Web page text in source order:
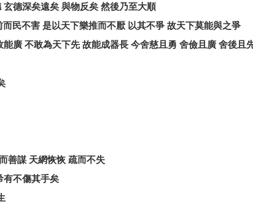
玄德深矣遠矣 與物反矣 然後乃至大順
而民不害 是以天下樂推而不厭 以其不爭 故天下莫能與之爭
能廣 不敢為天下先 故能成器長 今舍慈且勇 舍儉且廣 舍後且
善謀 天網恢恢 疏而不失
有不傷其手矣